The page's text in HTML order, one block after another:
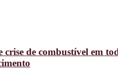
de combustível em